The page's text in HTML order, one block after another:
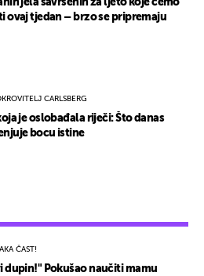
ČAST!
dupin!" Pokušao naučiti mamu
jela savršenih za ljeto koje ćemo
ovaj tjedan – brzo se pripremaju
CARLSBERG
je oslobađala riječi: Što danas
bocu istine